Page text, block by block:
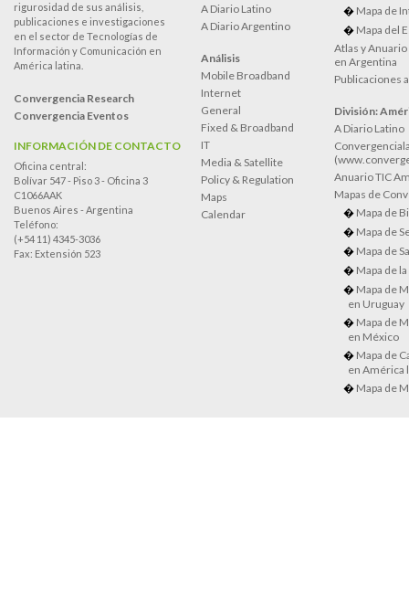
rigurosidad de sus análisis,
publicaciones e investigaciones
en el sector de Tecnologías de
Información y Comunicación en
América latina.
Convergencia Research
Convergencia Eventos
INFORMACIÓN DE CONTACTO
Oficina central:
Bolívar 547 - Piso 3 - Oficina 3
C1066AAK
Buenos Aires - Argentina
Teléfono:
(+54 11) 4345-3036
Fax: Extensión 523
A Diario Latino
A Diario Argentino
Análisis
Mobile Broadband
Internet
General
Fixed & Broadband
IT
Media & Satellite
Policy & Regulation
Maps
Calendar
Mapa de
Mapa del
Atlas y
en Argentina
Publicaciones
División:
A Diario Latino
Anuario TIC
Mapas de
Mapa de
Mapa de
Mapa de
Mapa de
Mapa de
en Uruguay
Mapa de
en México
Mapa de
en América
Mapa de